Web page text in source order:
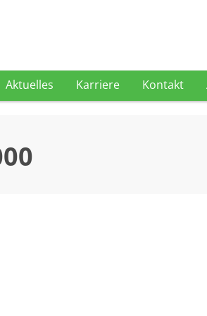
Aktuelles Karriere Kontakt